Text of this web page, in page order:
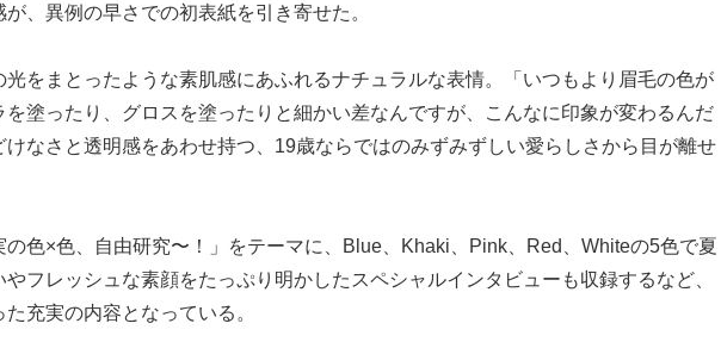
、異例の早さでの初表紙を引き寄せた。
をまとったような素肌感にあふれるナチュラルな表情。「いつもより眉毛の色が
塗ったり、グロスを塗ったりと細かい差なんですが、こんなに印象が変わるんだ
なさと透明感をあわせ持つ、19歳ならではのみずみずしい愛らしさから目が離せ
色×色、自由研究〜！」をテーマに、Blue、Khaki、Pink、Red、Whiteの5色で夏
フレッシュな素顔をたっぷり明かしたスペシャルインタビューも収録するなど、
充実の内容となっている。